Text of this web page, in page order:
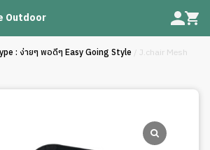
Outdoor
: ง่ายๆ พอดีๆ Easy Going Style / J.chair Mesh